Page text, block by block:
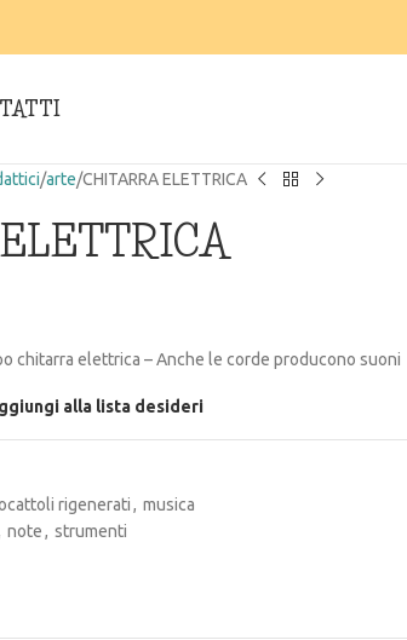
arte CHITARRA ELETTRICA
chitarra elettrica – Anche le corde producono suoni
alla lista desideri
rigenerati, musica
note, strumenti